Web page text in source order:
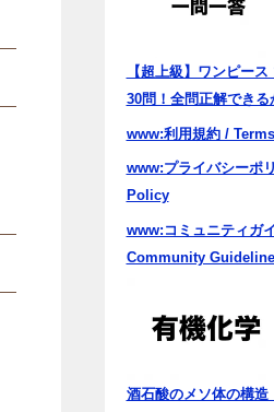
【超上級】ワンピー
30問！全問正解できる
www:利用規約 /
www:プライバシーポ
Policy
www:コミュニティガ
Community
酒石酸のメソ体の構造